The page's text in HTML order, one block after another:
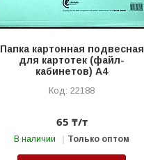
Папка картонная подвесная
для картотек (файл-
кабинетов) А4
22188
65 ₸/т
В наличии Только оптом